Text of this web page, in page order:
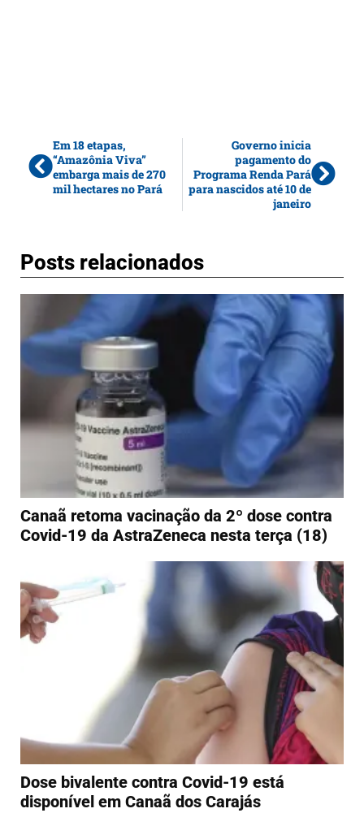
Em 18 etapas,
“Amazônia Viva”
embarga mais de 270
mil hectares no Pará
Governo inicia
pagamento do
Programa Renda Pará
para nascidos até 10 de
janeiro
Posts relacionados
Canaã retoma vacinação da 2º dose contra
Covid-19 da AstraZeneca nesta terça (18)
Dose bivalente contra Covid-19 está
disponível em Canaã dos Carajás